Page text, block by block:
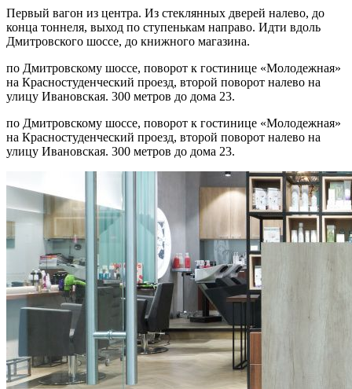
Первый вагон из центра. Из стеклянных дверей налево, до
конца тоннеля, выход по ступенькам направо. Идти вдоль
Дмитровского шоссе, до книжного магазина.
по Дмитровскому шоссе, поворот к гостинице «Молодежная»
на Красностуденческий проезд, второй поворот налево на
улицу Ивановская. 300 метров до дома 23.
по Дмитровскому шоссе, поворот к гостинице «Молодежная»
на Красностуденческий проезд, второй поворот налево на
улицу Ивановская. 300 метров до дома 23.